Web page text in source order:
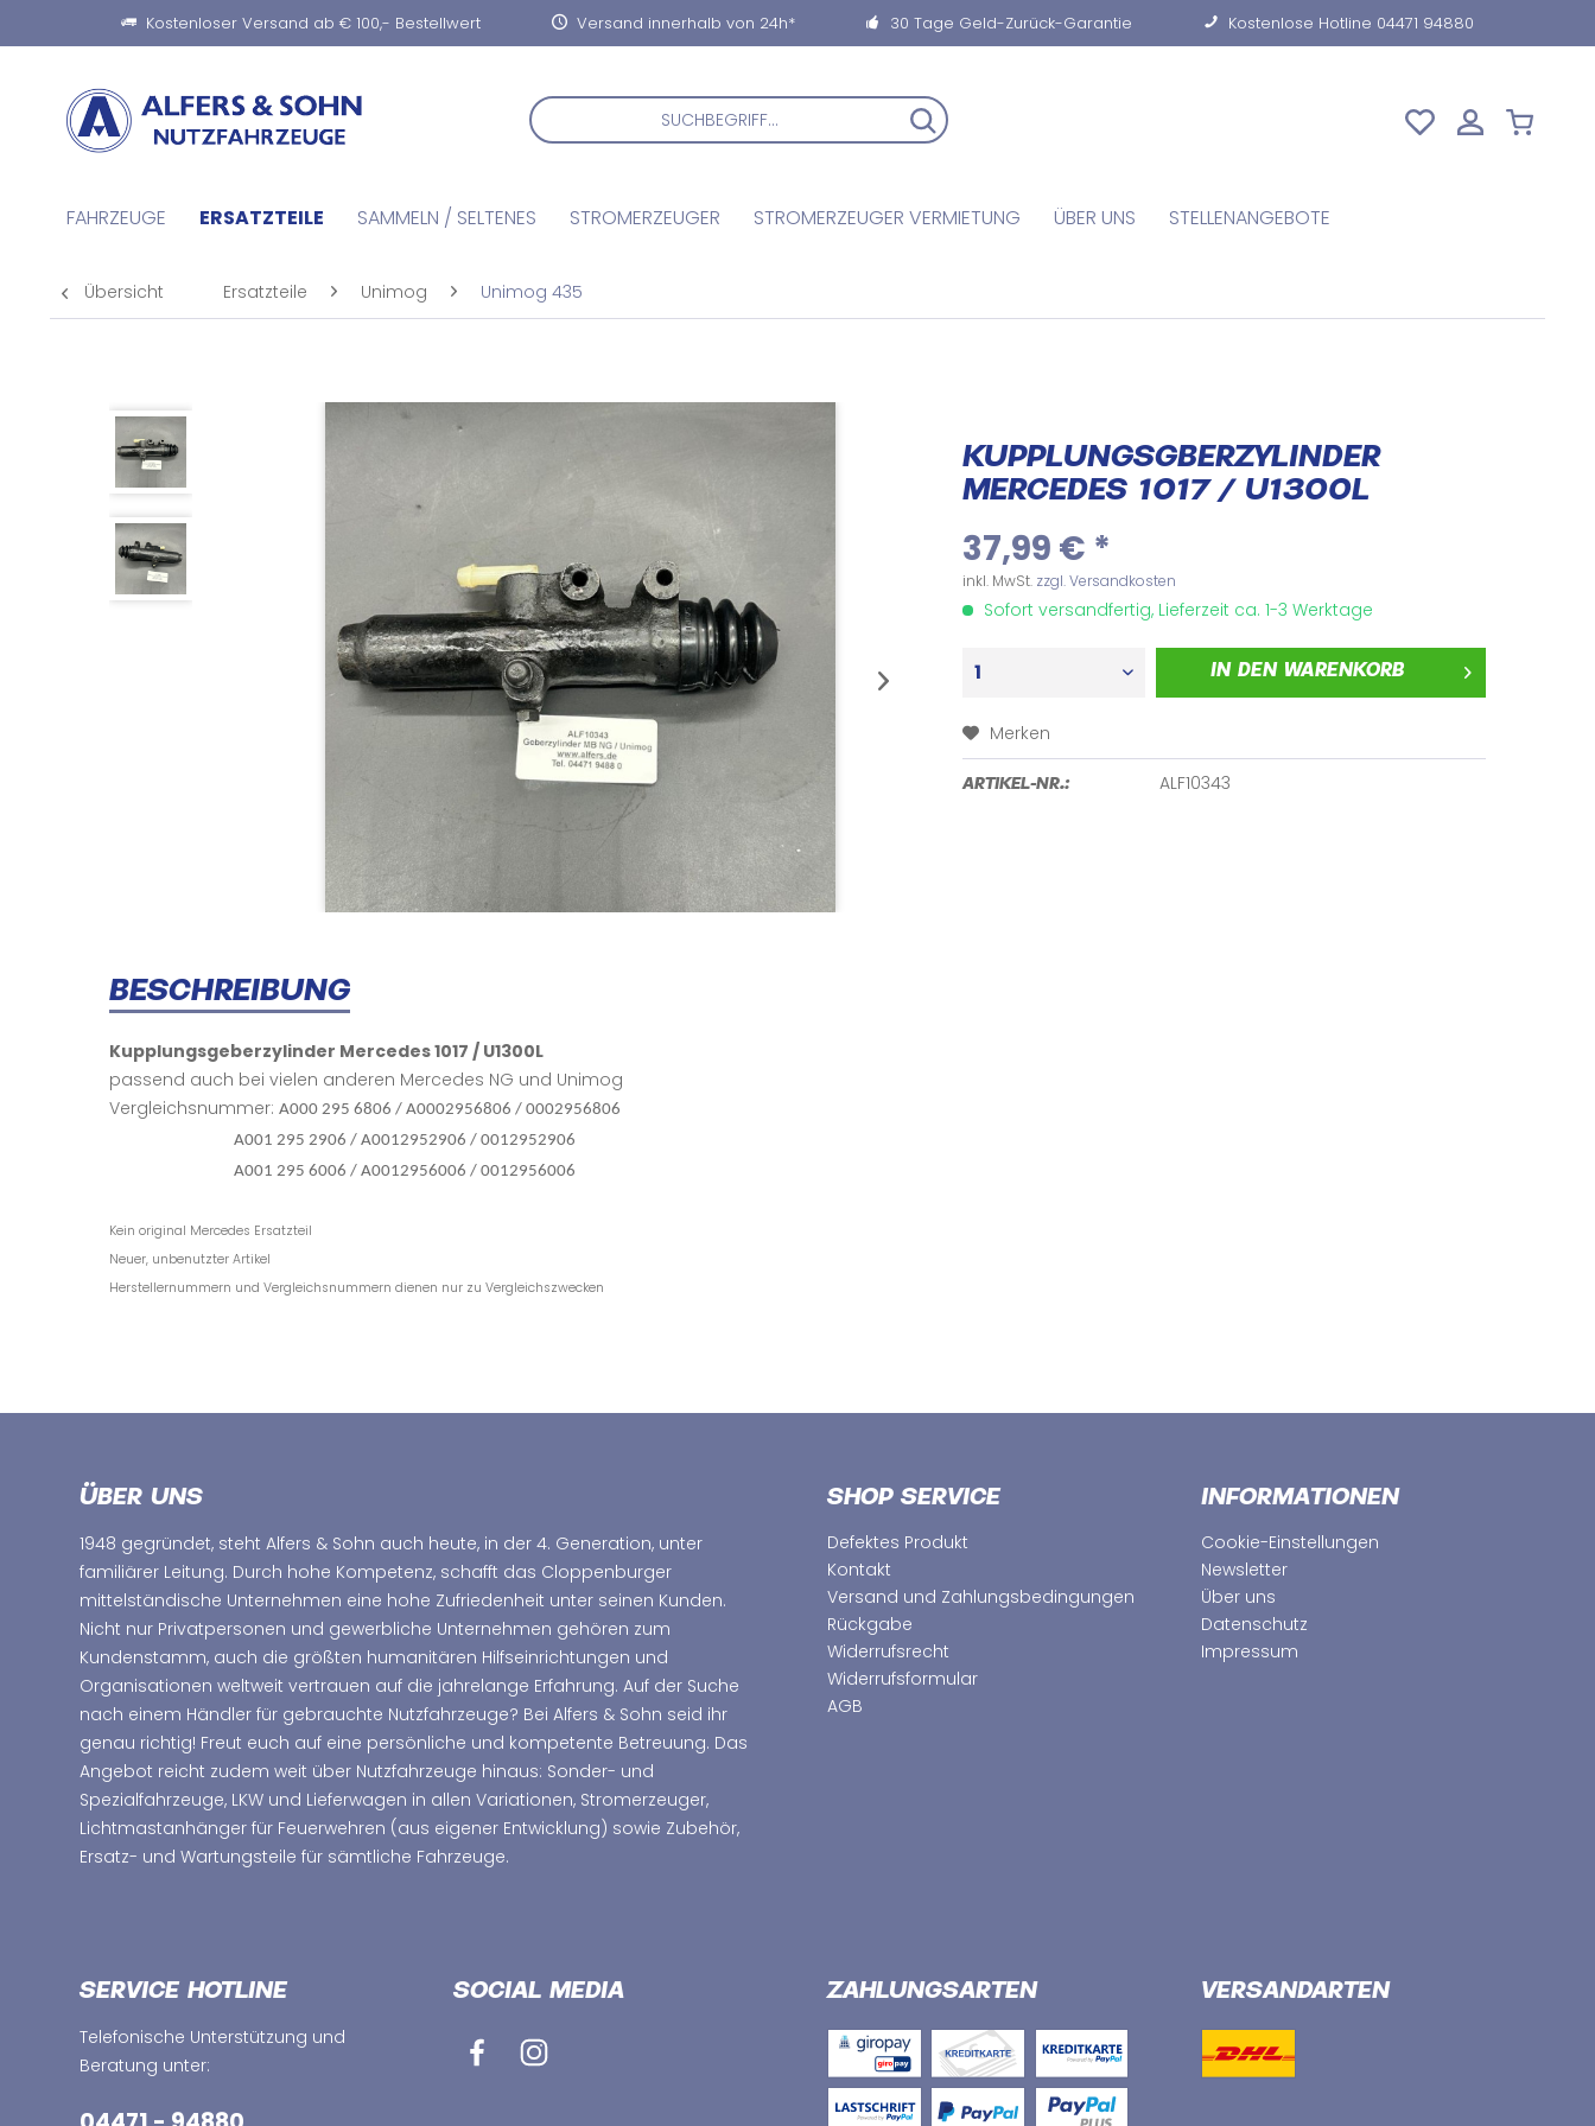
Kostenloser Versand ab € 100,- Bestellwert Versand innerhalb von 24h* 30 Tage Geld-Zurück-Garantie Kostenlose Hotline 04471 94880
FAHRZEUGE ERSATZTEILE SAMMELN / SELTENES STROMERZEUGER STROMERZEUGER VERMIETUNG ÜBER UNS STELLENANGEBOTE
Übersicht Ersatzteile Unimog Unimog 435
KUPPLUNGSGBERZYLINDER
MERCEDES 1017 / U1300L
37,99 € *
inkl. MwSt. zzgl. Versandkosten
Sofort versandfertig, Lieferzeit ca. 1-3 Werktage
IN DEN WARENKORB
Merken
ARTIKEL-NR.: ALF10343
BESCHREIBUNG
Kupplungsgeberzylinder Mercedes 1017 / U1300L
passend auch bei vielen anderen Mercedes NG und Unimog
Vergleichsnummer: A000 295 6806 / A0002956806 / 0002956806
A001 295 2906 / A0012952906 / 0012952906
A001 295 6006 / A0012956006 / 0012956006
Kein original Mercedes Ersatzteil
Neuer, unbenutzter Artikel
Herstellernummern und Vergleichsnummern dienen nur zu Vergleichszwecken
ÜBER UNS
1948 gegründet, steht Alfers & Sohn auch heute, in der 4. Generation, unter
familiärer Leitung. Durch hohe Kompetenz, schafft das Cloppenburger
mittelständische Unternehmen eine hohe Zufriedenheit unter seinen Kunden.
Nicht nur Privatpersonen und gewerbliche Unternehmen gehören zum
Kundenstamm, auch die größten humanitären Hilfseinrichtungen und
Organisationen weltweit vertrauen auf die jahrelange Erfahrung. Auf der Suche
nach einem Händler für gebrauchte Nutzfahrzeuge? Bei Alfers & Sohn seid ihr
genau richtig! Freut euch auf eine persönliche und kompetente Betreuung. Das
Angebot reicht zudem weit über Nutzfahrzeuge hinaus: Sonder- und
Spezialfahrzeuge, LKW und Lieferwagen in allen Variationen, Stromerzeuger,
Lichtmastanhänger für Feuerwehren (aus eigener Entwicklung) sowie Zubehör,
Ersatz- und Wartungsteile für sämtliche Fahrzeuge.
SHOP SERVICE
Defektes Produkt
Kontakt
Versand und Zahlungsbedingungen
Rückgabe
Widerrufsrecht
Widerrufsformular
AGB
INFORMATIONEN
Cookie-Einstellungen
Newsletter
Über uns
Datenschutz
Impressum
SERVICE HOTLINE
Telefonische Unterstützung und
Beratung unter:
SOCIAL MEDIA ZAHLUNGSARTEN VERSANDARTEN